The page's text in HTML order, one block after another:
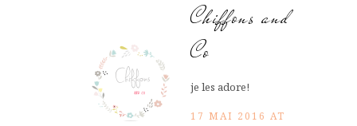
Chiffons and
Co
je les adore!
17 MAI 2016 AT